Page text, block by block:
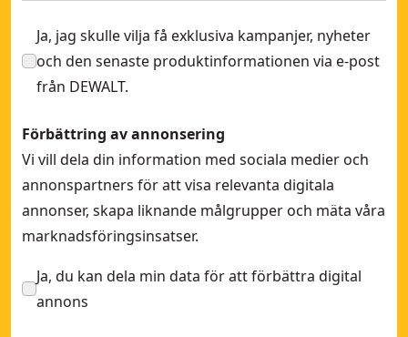
Ja, jag skulle vilja få exklusiva kampanjer, nyheter
och den senaste produktinformationen via e-post
från DEWALT.
Förbättring av annonsering
Vi vill dela din information med sociala medier och
annonspartners för att visa relevanta digitala
annonser, skapa liknande målgrupper och mäta våra
marknadsföringsinsatser.
Ja, du kan dela min data för att förbättra digital
annons